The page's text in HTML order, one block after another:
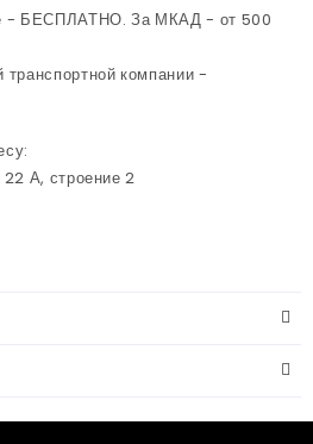
- БЕСПЛАТНО. За МКАД - от 500
компании -
А, строение 2